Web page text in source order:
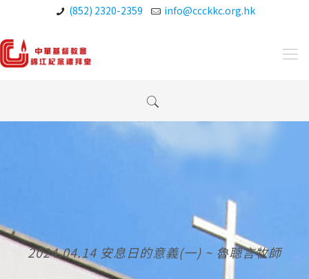
(852) 2320-2359 info@ccckkc.org.hk
2024.04.14 安息日的意義(一) ~ 魯聰言牧師